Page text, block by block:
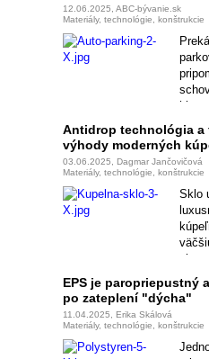
12.06.2025, ABC-bývanie.sk
Materiály, technológie, konštrukcie
o
Antidrop technológia a
výhody moderných
03.06.2025, Dagmar Jančovičová
Materiály, technológie, konštrukcie
Sklo
EPS je paropriepustný
po zateplení "dýcha"
11.04.2025, Erika Skálová
Materiály, technológie, konštrukcie